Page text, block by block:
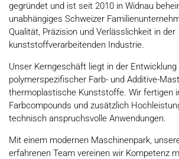
gegründet und ist seit 2010 in Widnau
unabhängiges Schweizer
Qualität, Präzision und Verlässlichkeit in der
kunststoffverarbeitenden Industrie.
Unser Kerngeschäft liegt in der
polymerspezifischer Farb- und Additive-
thermoplastische Kunststoffe. Wir fertigen
Farbcompounds und zusätzlich
technisch anspruchsvolle Anwendungen.
Mit einem modernen Maschinenpark,
erfahrenen Team vereinen wir Kompetenz